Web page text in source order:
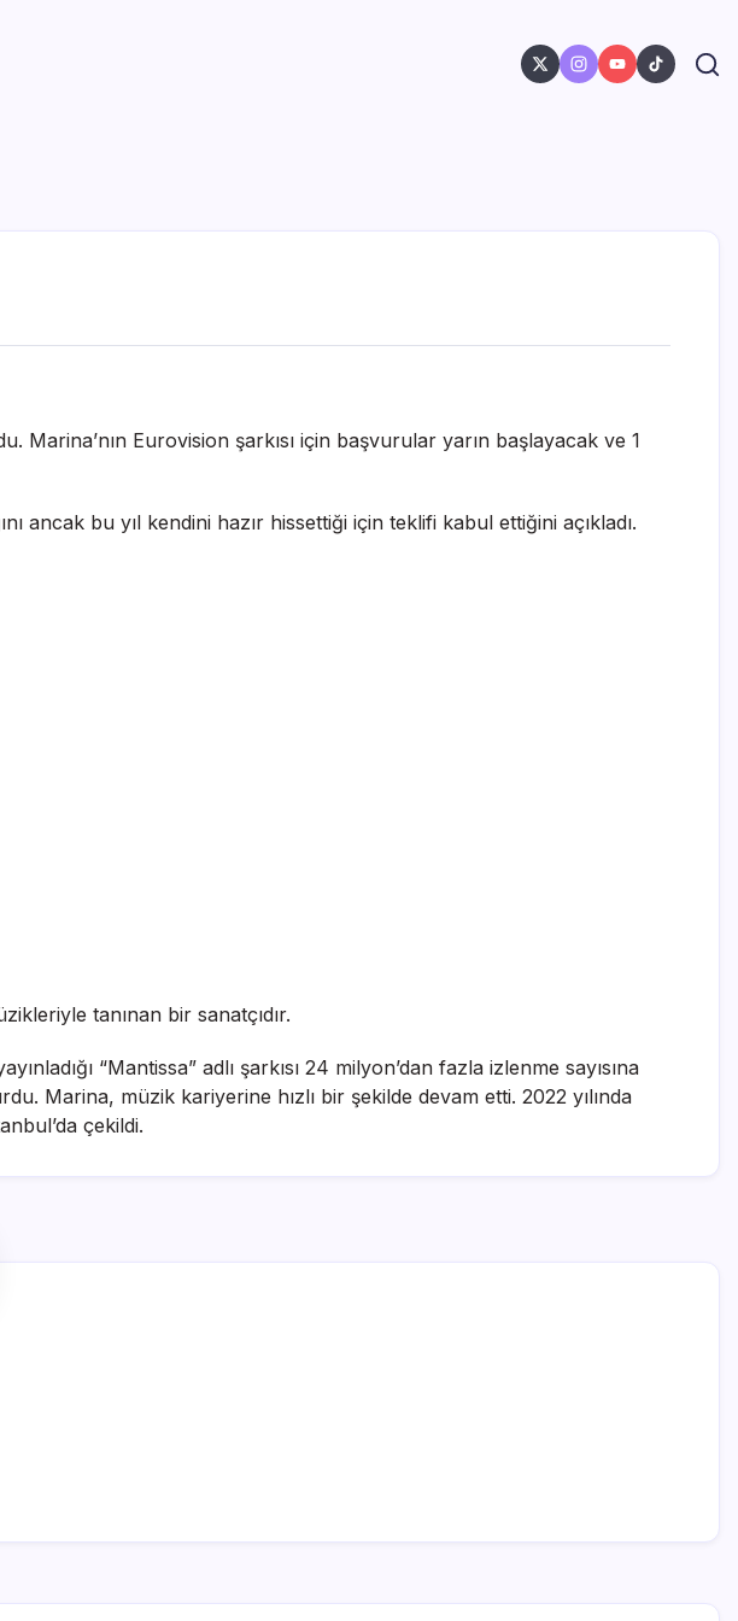
Marina’nın Eurovision şarkısı için başvurular yarın başlayacak ve 1
ancak bu yıl kendini hazır hissettiği için teklifi kabul ettiğini açıkladı.
tanınan bir sanatçıdır.
“Mantissa” adlı şarkısı 24 milyon’dan fazla izlenme sayısına
Marina, müzik kariyerine hızlı bir şekilde devam etti. 2022 yılında
çekildi.